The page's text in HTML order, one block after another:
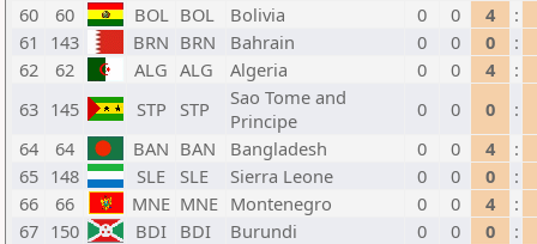
60
60 BOL BOL Bolivia 0 0 4
:
61
143 BRN BRN Bahrain 0 0 0
:
62
62 ALG ALG Algeria 0 0 4
:
63 145 STP STP
Sao Tome and
Principe
0 0 0
:
64
64 BAN BAN Bangladesh 0 0 4
:
65 148 SLE SLE Sierra Leone 0 0 0
:
66
66 MNE MNE Montenegro 0 0 4
:
67 150 BDI BDI Burundi 0 0 0
: